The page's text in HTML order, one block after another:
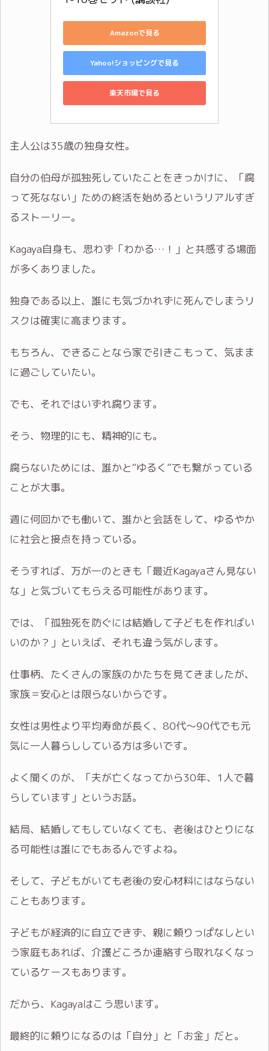
Amazonで見る
Yahoo!ショッピングで見る
楽天市場で見る
主人公は35歳の独身女性。
自分の伯母が孤独死していたことをきっかけに、「腐
って死なない」ための終活を始めるというリアルすぎ
るストーリー。
Kagaya自身も、思わず「わかる…！」と共感する場面
が多くありました。
独身である以上、誰にも気づかれずに死んでしまうリ
スクは確実に高まります。
もちろん、できることなら家で引きこもって、気まま
に過ごしていたい。
でも、それではいずれ腐ります。
そう、物理的にも、精神的にも。
腐らないためには、誰かと“ゆるく”でも繋がっている
ことが大事。
週に何回かでも働いて、誰かと会話をして、ゆるやか
に社会と接点を持っている。
そうすれば、万が一のときも「最近Kagayaさん見ない
な」と気づいてもらえる可能性があります。
では、「孤独死を防ぐには結婚して子どもを作ればい
いのか？」といえば、それも違う気がします。
仕事柄、たくさんの家族のかたちを見てきましたが、
家族＝安心とは限らないからです。
女性は男性より平均寿命が長く、80代〜90代でも元
気に一人暮らししている方は多いです。
よく聞くのが、「夫が亡くなってから30年、1人で暮
らしています」というお話。
結局、結婚してもしていなくても、老後はひとりにな
る可能性は誰にでもあるんですよね。
そして、子どもがいても老後の安心材料にはならない
こともあります。
子どもが経済的に自立できず、親に頼りっぱなしとい
う家庭もあれば、介護どころか連絡すら取れなくなっ
ているケースもあります。
だから、Kagayaはこう思います。
最終的に頼りになるのは「自分」と「お金」だと。